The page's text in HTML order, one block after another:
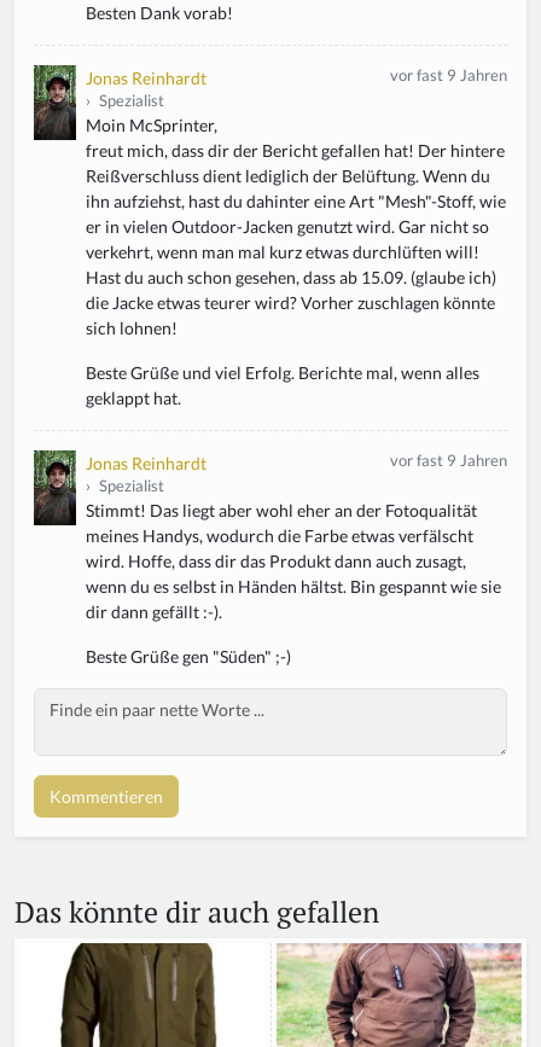
Besten Dank vorab!
Jonas Reinhardt
› Spezialist
vor fast 9 Jahren
Moin McSprinter,
freut mich, dass dir der Bericht gefallen hat! Der hintere
Reißverschluss dient lediglich der Belüftung. Wenn du
ihn aufziehst, hast du dahinter eine Art "Mesh"-Stoff, wie
er in vielen Outdoor-Jacken genutzt wird. Gar nicht so
verkehrt, wenn man mal kurz etwas durchlüften will!
Hast du auch schon gesehen, dass ab 15.09. (glaube ich)
die Jacke etwas teurer wird? Vorher zuschlagen könnte
sich lohnen!
Beste Grüße und viel Erfolg. Berichte mal, wenn alles
geklappt hat.
Jonas Reinhardt
› Spezialist
vor fast 9 Jahren
Stimmt! Das liegt aber wohl eher an der Fotoqualität
meines Handys, wodurch die Farbe etwas verfälscht
wird. Hoffe, dass dir das Produkt dann auch zusagt,
wenn du es selbst in Händen hältst. Bin gespannt wie sie
dir dann gefällt :-).
Beste Grüße gen "Süden" ;-)
o
u
h
u
Body
Das könnte dir auch gefallen